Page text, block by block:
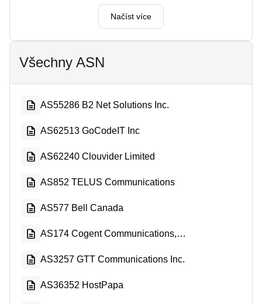
Načíst více
Všechny ASN
AS55286 B2 Net Solutions Inc.
AS62513 GoCodeIT Inc
AS62240 Clouvider Limited
AS852 TELUS Communications
AS577 Bell Canada
AS174 Cogent Communications, LLC
AS3257 GTT Communications Inc.
AS36352 HostPapa